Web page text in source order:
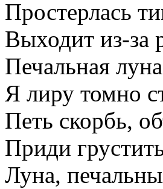
Простерлась
Выходит из-за
Печальная
Я лиру томно
Петь скорбь,
Приди
Луна,